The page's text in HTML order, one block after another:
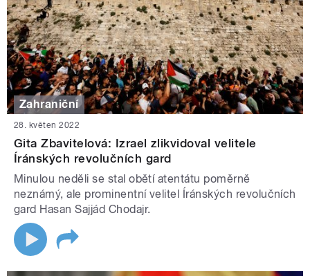
Zahraniční
28. květen 2022
Gita Zbavitelová: Izrael zlikvidoval velitele
Íránských revolučních gard
Minulou neděli se stal obětí atentátu poměrně
neznámý, ale prominentní velitel Íránských revolučních
gard Hasan Sajjád Chodajr.